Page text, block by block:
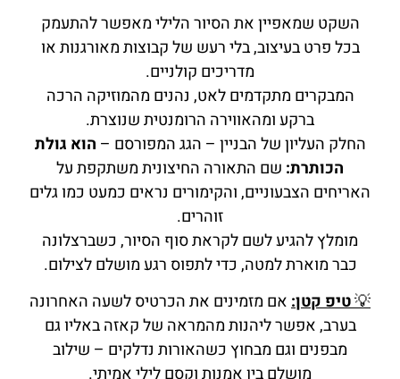
השקט שמאפיין את הסיור הלילי מאפשר להתעמק
בכל פרט בעיצוב, בלי רעש של קבוצות מאורגנות או
מדריכים קולניים.
המבקרים מתקדמים לאט, נהנים מהמוזיקה הרכה
ברקע ומהאווירה הרומנטית שנוצרת.
החלק העליון של הבניין – הגג המפורסם – הוא גולת
הכותרת: שם התאורה החיצונית משתקפת על
האריחים הצבעוניים, והקימורים נראים כמעט כמו גלים
זוהרים.
מומלץ להגיע לשם לקראת סוף הסיור, כשברצלונה
כבר מוארת למטה, כדי לתפוס רגע מושלם לצילום.
💡טיפ קטן:אם מזמינים את הכרטיס לשעה האחרונה
בערב, אפשר ליהנות מהמראה של קאזה באליו גם
מבפנים וגם מבחוץ כשהאורות נדלקים – שילוב
מושלם בין אמנות וקסם לילי אמיתי.